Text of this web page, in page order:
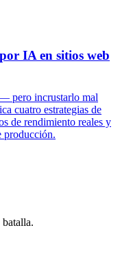
IA en sitios web
pero incrustarlo mal
cuatro estrategias de
de rendimiento reales y
producción.